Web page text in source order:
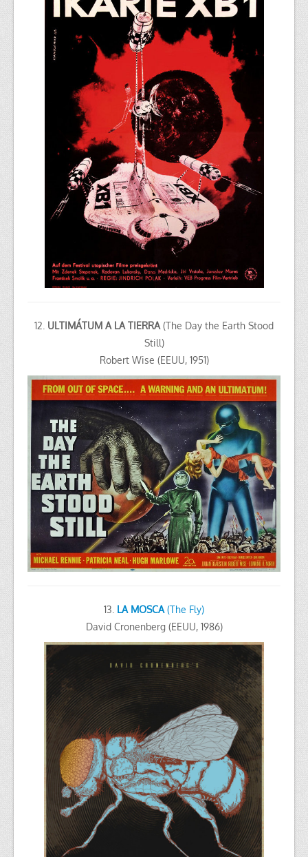
12. ULTIMÁTUM A LA TIERRA (The Day the Earth Stood
Still)
Robert Wise (EEUU, 1951)
13. LA MOSCA (The Fly)
David Cronenberg (EEUU, 1986)